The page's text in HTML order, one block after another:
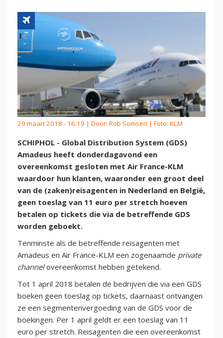
29 maart 2018 - 16:19 | Door: Rob Somsen | Foto: KLM
SCHIPHOL - Global Distribution System (GDS)
Amadeus heeft donderdagavond een
overeenkomst gesloten met Air France-KLM
waardoor hun klanten, waaronder een groot deel
van de (zaken)reisagenten in Nederland en België,
geen toeslag van 11 euro per stretch hoeven
betalen op tickets die via de betreffende GDS
worden geboekt.
Tenminste als de betreffende reisagenten met
Amadeus en Air France-KLM een zogenaamde private
channelovereenkomst hebben getekend.
Tot 1 april 2018 betalen de bedrijven die via een GDS
boeken geen toeslag op tickets, daarnaast ontvangen
ze een segmentenvergoeding van de GDS voor de
boekingen. Per 1 april geldt er een toeslag van 11
euro per stretch. Reisagenten die een overeenkomst